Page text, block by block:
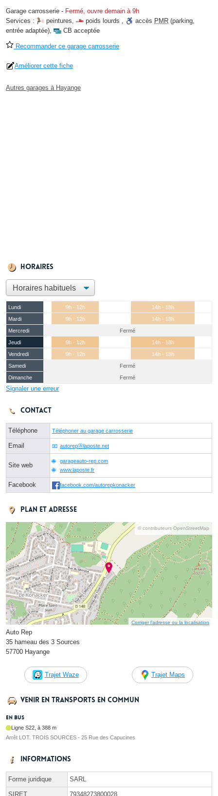
Garage carrosserie - Fermé, ouvre demain à 9h
Services :
peintures, poids lourds , accès PMR (parking,
entrée adaptée), CB acceptée
Recommander ce garage carrosserie
Améliorer cette fiche
Autres garages à Hayange
Horaires
Lundi 9h - 12h
14h - 18h
Mardi
9h - 12h
14h - 18h
Mercredi
Fermé
Jeudi
9h - 12h
14h - 18h
Vendredi
9h - 12h
14h - 18h
Samedi
Fermé
Dimanche
Fermé
Signaler une erreur
Contact
Téléphone Téléphoner au garage carrosserie
Email autorepⓐlaposte.net
Site web
garageauto-rep.com
www.laposte.fr
Facebook facebook.com/autorepkonacker
Plan et adresse
© contributeurs OpenStreetMap
Corriger l’adresse ou la localisation
Auto Rep
35 hameau des 3 Sources
57700 Hayange
Trajet Waze Trajet Maps
Venir en transports en commun
En bus
Ligne S22, à 388 m
Arrêt LOT. TROIS SOURCES - 25 Rue des Capucines
Informations
Forme juridique SARL
SIRET 79348273800028